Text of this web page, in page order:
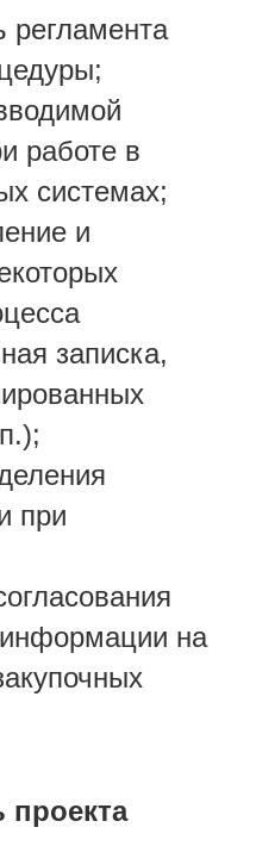
регламента
работе в
системах;
и
записка,
при
на
проекта